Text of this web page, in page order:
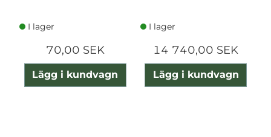
I lager
70,00 SEK
Lägg i kundvagn
I lager
14 740,00 SEK
Lägg i kundvagn